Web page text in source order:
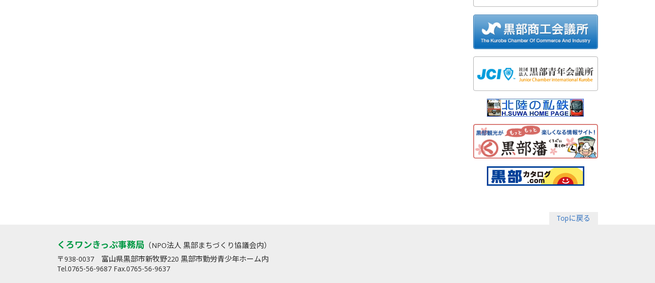
Topに戻る
くろワンきっぷ事務局 （NPO法人 黒部まちづくり協議会内）
〒938-0037 富山県黒部市新牧野220 黒部市勤労青少年ホーム内
Tel.0765-56-9687 Fax.0765-56-9637